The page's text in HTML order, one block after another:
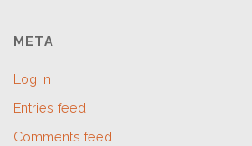
META
Log in
Entries feed
Comments feed